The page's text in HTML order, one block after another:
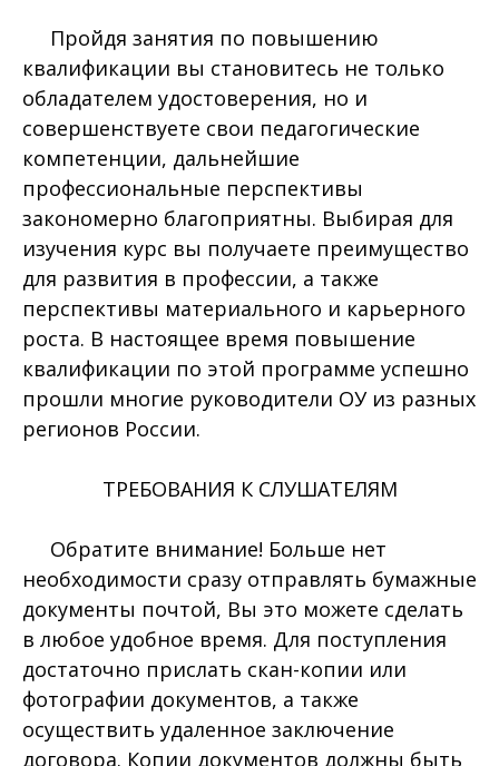
Пройдя занятия по повышению
квалификации вы становитесь не только
обладателем удостоверения, но и
совершенствуете свои педагогические
компетенции, дальнейшие
профессиональные перспективы
закономерно благоприятны. Выбирая для
изучения курс вы получаете преимущество
для развития в профессии, а также
перспективы материального и карьерного
роста. В настоящее время повышение
квалификации по этой программе успешно
прошли многие руководители ОУ из разных
регионов России.
ТРЕБОВАНИЯ К СЛУШАТЕЛЯМ
Обратите внимание! Больше нет
необходимости сразу отправлять бумажные
документы почтой, Вы это можете сделать
в любое удобное время. Для поступления
достаточно прислать скан-копии или
фотографии документов, а также
осуществить удаленное заключение
договора. Копии документов должны быть